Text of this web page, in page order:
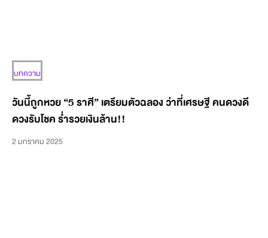
บทความ
วันนี้ถูกหวย “5 ราศี” เตรียมตัวฉลอง ว่าที่เศรษฐี คนดวงดี
ดวงรับโชค ร่ำรวยเงินล้าน!!
2 มกราคม 2025